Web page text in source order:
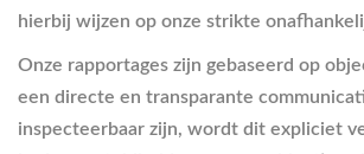
hierbij wijzen op onze strikte
Onze rapportages zijn gebaseerd op
een directe en transparante
inspecteerbaar zijn, wordt dit expliciet